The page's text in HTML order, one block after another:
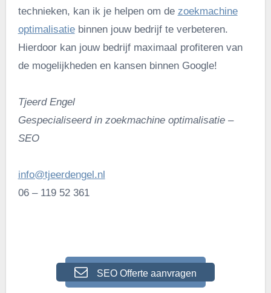
technieken, kan ik je helpen om de zoekmachine
optimalisatiebinnen jouw bedrijf te verbeteren.
Hierdoor kan jouw bedrijf maximaal profiteren van
de mogelijkheden en kansen binnen Google!
Tjeerd Engel
Gespecialiseerd in zoekmachine optimalisatie –
SEO
info@tjeerdengel.nl
06 – 119 52 361
SEO Offerte aanvragen